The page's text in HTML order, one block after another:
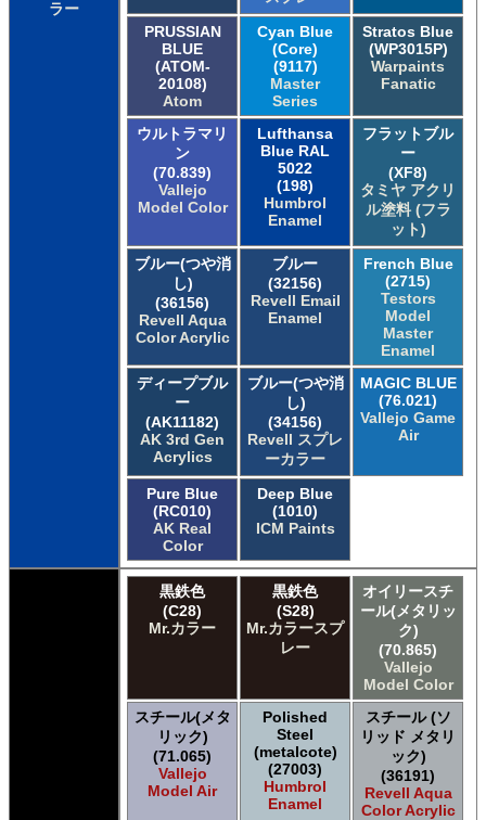
ラー
PRUSSIAN
BLUE
(ATOM-
20108)
Atom
Cyan Blue
(Core)
(9117)
Master
Series
Stratos Blue
(WP3015P)
Warpaints
Fanatic
ウルトラマリ
ン
(70.839)
Vallejo
Model Color
Lufthansa
Blue RAL
5022
(198)
Humbrol
Enamel
フラットブル
ー
(XF8)
タミヤ アクリ
ル塗料 (フラ
ット)
ブルー(つや消
し)
(36156)
Revell Aqua
Color Acrylic
ブルー
(32156)
Revell Email
Enamel
French Blue
(2715)
Testors
Model
Master
Enamel
ディープブル
ー
(AK11182)
AK 3rd Gen
Acrylics
ブルー(つや消
し)
(34156)
Revell スプレ
ーカラー
MAGIC BLUE
(76.021)
Vallejo Game
Air
Pure Blue
(RC010)
AK Real
Color
Deep Blue
(1010)
ICM Paints
黒鉄色
(C28)
Mr.カラー
黒鉄色
(S28)
Mr.カラースプ
レー
オイリースチ
ール(メタリッ
ク)
(70.865)
Vallejo
Model Color
スチール(メタ
リック)
(71.065)
Vallejo
Model Air
Polished
Steel
(metalcote)
(27003)
Humbrol
Enamel
スチール (ソ
リッド メタリ
ック)
(36191)
Revell Aqua
Color Acrylic